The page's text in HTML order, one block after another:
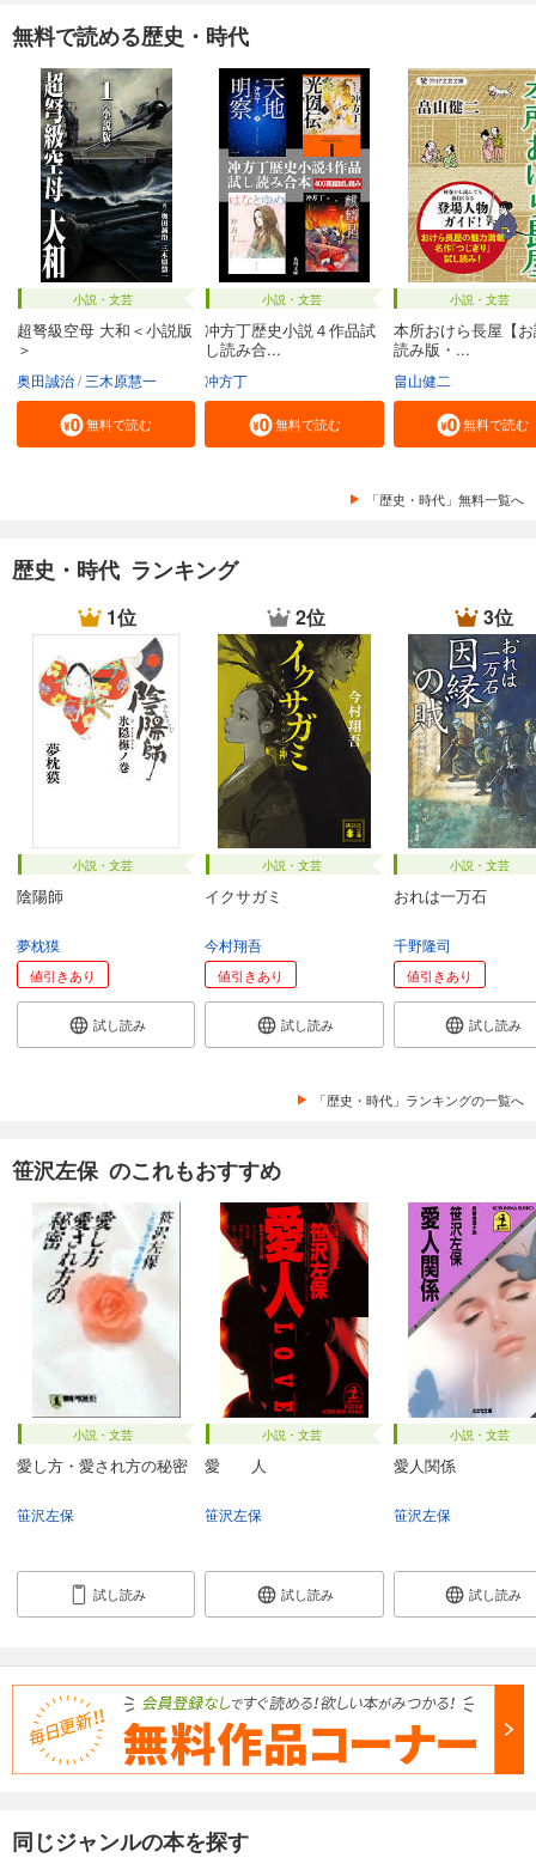
無料で読める歴史・時代
小説・文芸
超弩級空母 大和＜小説版
＞
奥田誠治 三木原慧一
無料で読む
小説・文芸
冲方丁歴史小説４作品試
し読み合...
冲方丁
無料で読む
小説・文芸
本所おけら長屋【
読み版・...
畠山健二
無料で読む
「歴史・時代」無料一覧へ
歴史・時代 ランキング
1位
小説・文芸
陰陽師
夢枕獏
値引きあり
試し読み
2位
小説・文芸
イクサガミ
今村翔吾
値引きあり
試し読み
3位
小説・文芸
おれは一万石
千野隆司
値引きあり
試し読み
「歴史・時代」ランキングの一覧へ
笹沢左保 のこれもおすすめ
小説・文芸
愛し方・愛され方の秘密
笹沢左保
試し読み
小説・文芸
愛 人
笹沢左保
試し読み
小説・文芸
愛人関係
笹沢左保
試し読み
同じジャンルの本を探す